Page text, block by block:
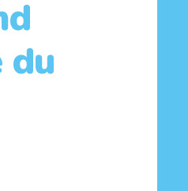
du